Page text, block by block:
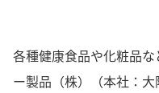
各種健康食品や化粧品
ー製品（株）（本社：大